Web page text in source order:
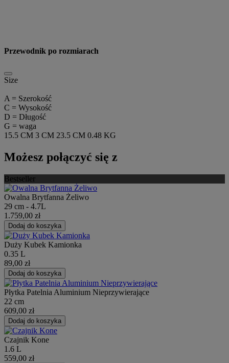
Przewodnik po rozmiarach
Size
A = Szerokość
C = Wysokość
D = Długość
G = waga
15.5 CM 3 CM 23.5 CM 0.48 KG
Możesz połączyć się z
Bestseller
Owalna Brytfanna Żeliwo
29 cm - 4.7L
1.759,00 zł
Dodaj do koszyka
Duży Kubek Kamionka
0.35 L
89,00 zł
Dodaj do koszyka
Płytka Patelnia Aluminium Nieprzywierające
22 cm
609,00 zł
Dodaj do koszyka
Czajnik Kone
1.6 L
559,00 zł